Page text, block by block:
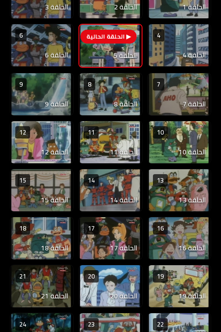
الحلقة 1 الحلقة 2 الحلقة 3
4
الحلقة 4
5
الحلقة 5
6
الحلقة 6
7
الحلقة 7
8
الحلقة 8
9
الحلقة 9
10
الحلقة 10
11
الحلقة 11
12
الحلقة 12
13
الحلقة 13
14
الحلقة 14
15
الحلقة 15
16
الحلقة 16
17
الحلقة 17
18
الحلقة 18
19
الحلقة 19
20
الحلقة 20
21
الحلقة 21
22
23
24